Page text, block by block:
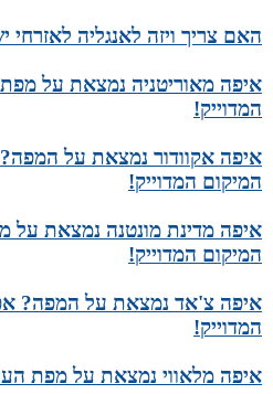
האם צריך ויזה לאנגליה לאזרחי
איפה מאוריטניה נמצאת על
המדוייק!
איפה אקוודור נמצאת על
המיקום המדוייק!
איפה מדינת מונטנה נמצאת על
המיקום המדוייק!
איפה צ'אד נמצאת על המפה?
המדוייק!
איפה מלאווי נמצאת על מפת